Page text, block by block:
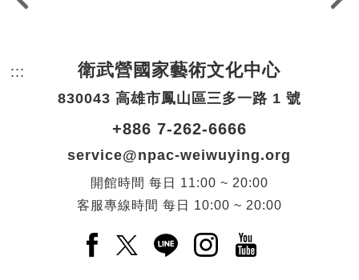
::: 頁尾網站資訊。
衛武營國家藝術文化中心
830043 高雄市鳳山區三多一路 1 號
+886 7-262-6666
service@npac-weiwuying.org
開館時間 每日
11:00 ~ 20:00
客服專線時間 每日 10:00 ~ 20:00
Facebook(另開新視窗)
X(另開新視窗)
LINE(另開新視窗)
Instagram(另開新視
YouTube(另開